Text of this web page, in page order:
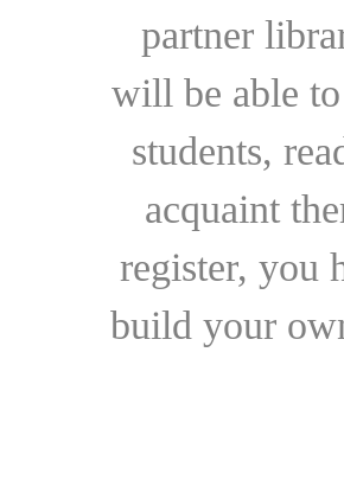
partner
will be able
students,
acquaint
register, you
build your